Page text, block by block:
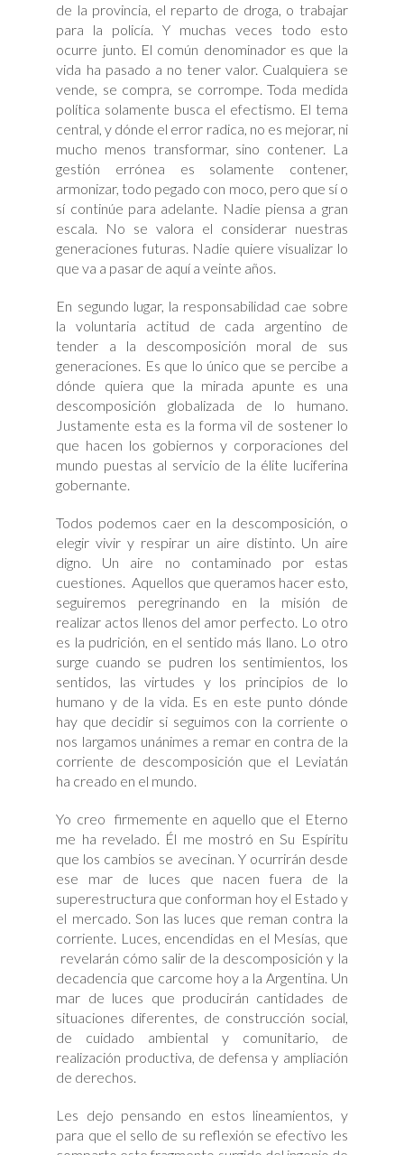
de la provincia, el reparto de droga, o trabajar
para la policía. Y muchas veces todo esto
ocurre junto. El común denominador es que la
vida ha pasado a no tener valor. Cualquiera se
vende, se compra, se corrompe. Toda medida
política solamente busca el efectismo. El tema
central, y dónde el error radica, no es mejorar, ni
mucho menos transformar, sino contener. La
gestión errónea es solamente contener,
armonizar, todo pegado con moco, pero que sí o
sí continúe para adelante. Nadie piensa a gran
escala. No se valora el considerar nuestras
generaciones futuras. Nadie quiere visualizar lo
que va a pasar de aquí a veinte años.
En segundo lugar, la responsabilidad cae sobre
la voluntaria actitud de cada argentino de
tender a la descomposición moral de sus
generaciones. Es que lo único que se percibe a
dónde quiera que la mirada apunte es una
descomposición globalizada de lo humano.
Justamente esta es la forma vil de sostener lo
que hacen los gobiernos y corporaciones del
mundo puestas al servicio de la élite luciferina
gobernante.
Todos podemos caer en la descomposición, o
elegir vivir y respirar un aire distinto. Un aire
digno. Un aire no contaminado por estas
cuestiones. Aquellos que queramos hacer esto,
seguiremos peregrinando en la misión de
realizar actos llenos del amor perfecto. Lo otro
es la pudrición, en el sentido más llano. Lo otro
surge cuando se pudren los sentimientos, los
sentidos, las virtudes y los principios de lo
humano y de la vida. Es en este punto dónde
hay que decidir si seguimos con la corriente o
nos largamos unánimes a remar en contra de la
corriente de descomposición que el Leviatán
ha creado en el mundo.
Yo creo firmemente en aquello que el Eterno
me ha revelado. Él me mostró en Su Espíritu
que los cambios se avecinan. Y ocurrirán desde
ese mar de luces que nacen fuera de la
superestructura que conforman hoy el Estado y
el mercado. Son las luces que reman contra la
corriente. Luces, encendidas en el Mesías, que
revelarán cómo salir de la descomposición y la
decadencia que carcome hoy a la Argentina. Un
mar de luces que producirán cantidades de
situaciones diferentes, de construcción social,
de cuidado ambiental y comunitario, de
realización productiva, de defensa y ampliación
de derechos.
Les dejo pensando en estos lineamientos, y
para que el sello de su reflexión se efectivo les